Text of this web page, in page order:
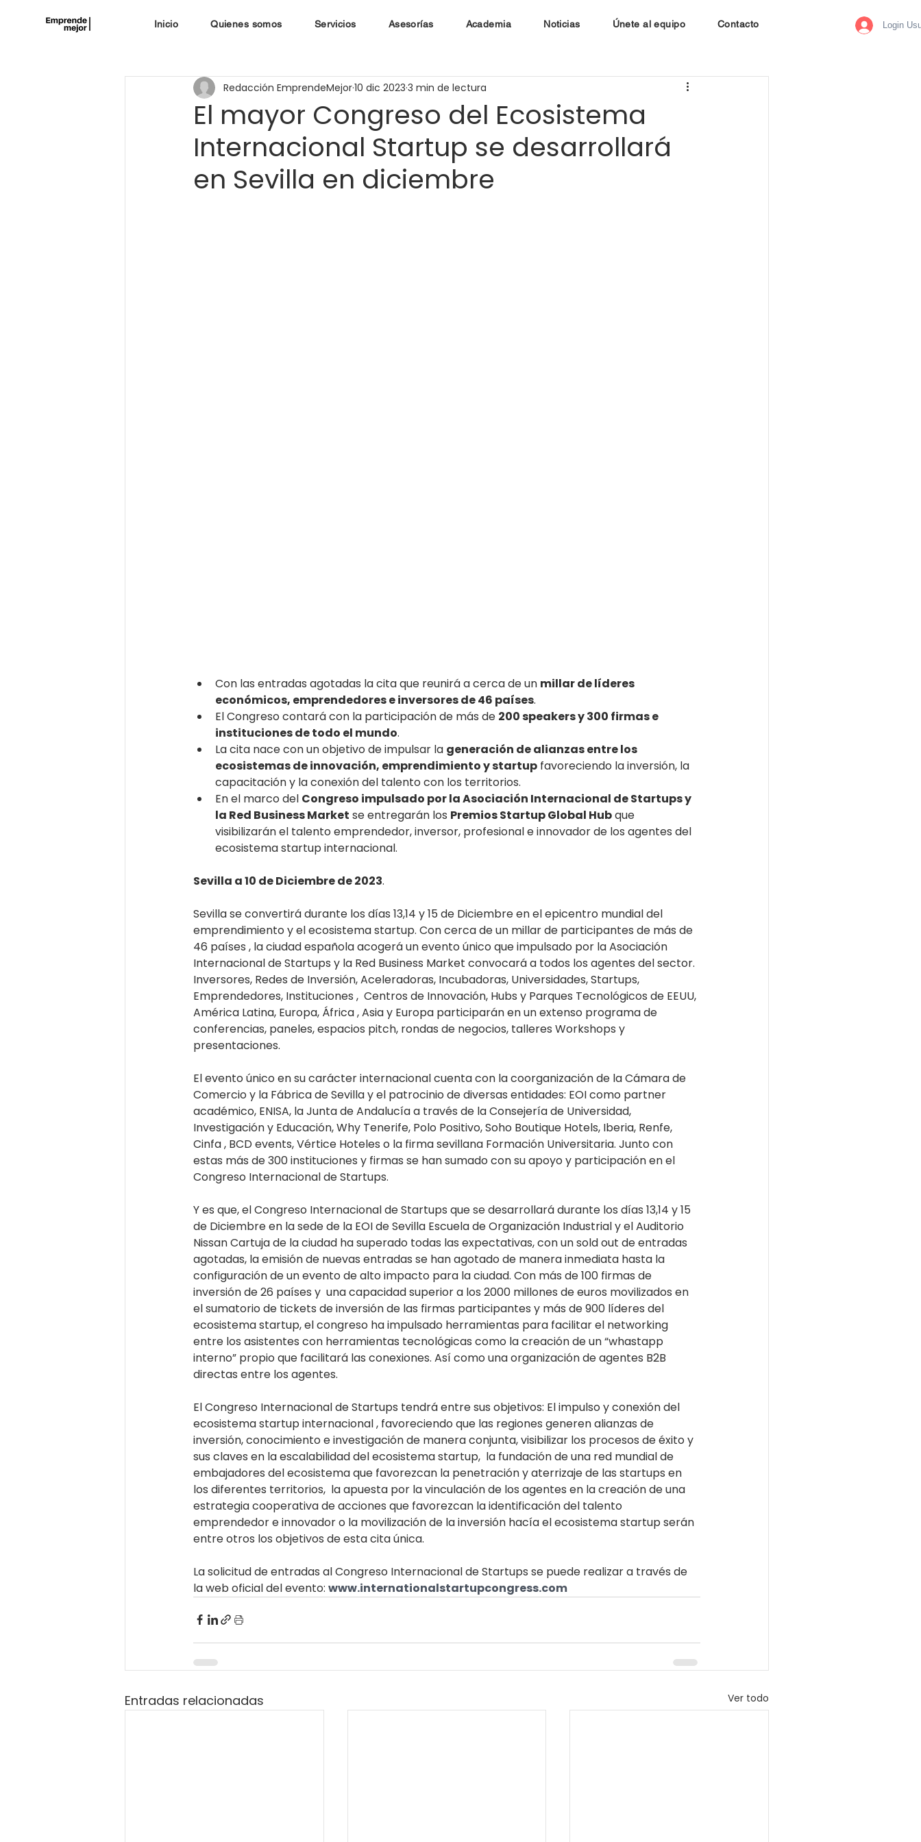
Inicio Quienes somos Servicios Asesorías Academia Noticias Únete al equipo Contacto Login
El mayor Congreso del Ecosistema
Internacional Startup se desarrollará
en Sevilla en diciembre
Redacción EmprendeMejor10 dic 2023 3 min de lectura
Con las entradas agotadas la cita que reunirá a cerca de un millar de líderes
económicos, emprendedores e inversores de 46 países.
El Congreso contará con la participación de más de 200 speakers y 300 firmas e
instituciones de todo el mundo.
La cita nace con un objetivo de impulsar la generación de alianzas entre los
ecosistemas de innovación, emprendimiento y startup favoreciendo la inversión, la
capacitación y la conexión del talento con los territorios.
En el marco del Congreso impulsado por la Asociación Internacional de Startups y
la Red Business Market se entregarán los Premios Startup Global Hub que
visibilizarán el talento emprendedor, inversor, profesional e innovador de los agentes del
ecosistema startup internacional.
Sevilla a 10 de Diciembre de 2023.
Sevilla se convertirá durante los días 13,14 y 15 de Diciembre en el epicentro mundial del
emprendimiento y el ecosistema startup. Con cerca de un millar de participantes de más de
46 países , la ciudad española acogerá un evento único que impulsado por la Asociación
Internacional de Startups y la Red Business Market convocará a todos los agentes del sector.
Inversores, Redes de Inversión, Aceleradoras, Incubadoras, Universidades, Startups,
Emprendedores, Instituciones ,  Centros de Innovación, Hubs y Parques Tecnológicos de EEUU,
América Latina, Europa, África , Asia y Europa participarán en un extenso programa de
conferencias, paneles, espacios pitch, rondas de negocios, talleres Workshops y
presentaciones.
El evento único en su carácter internacional cuenta con la coorganización de la Cámara de
Comercio y la Fábrica de Sevilla y el patrocinio de diversas entidades: EOI como partner
académico, ENISA, la Junta de Andalucía a través de la Consejería de Universidad,
Investigación y Educación, Why Tenerife, Polo Positivo, Soho Boutique Hotels, Iberia, Renfe,
Cinfa , BCD events, Vértice Hoteles o la firma sevillana Formación Universitaria. Junto con
estas más de 300 instituciones y firmas se han sumado con su apoyo y participación en el
Congreso Internacional de Startups.
Y es que, el Congreso Internacional de Startups que se desarrollará durante los días 13,14 y 15
de Diciembre en la sede de la EOI de Sevilla Escuela de Organización Industrial y el Auditorio
Nissan Cartuja de la ciudad ha superado todas las expectativas, con un sold out de entradas
agotadas, la emisión de nuevas entradas se han agotado de manera inmediata hasta la
configuración de un evento de alto impacto para la ciudad. Con más de 100 firmas de
inversión de 26 países y  una capacidad superior a los 2000 millones de euros movilizados en
el sumatorio de tickets de inversión de las firmas participantes y más de 900 líderes del
ecosistema startup, el congreso ha impulsado herramientas para facilitar el networking
entre los asistentes con herramientas tecnológicas como la creación de un “whastapp
interno” propio que facilitará las conexiones. Así como una organización de agentes B2B
directas entre los agentes.
El Congreso Internacional de Startups tendrá entre sus objetivos: El impulso y conexión del
ecosistema startup internacional , favoreciendo que las regiones generen alianzas de
inversión, conocimiento e investigación de manera conjunta, visibilizar los procesos de éxito y
sus claves en la escalabilidad del ecosistema startup,  la fundación de una red mundial de
embajadores del ecosistema que favorezcan la penetración y aterrizaje de las startups en
los diferentes territorios,  la apuesta por la vinculación de los agentes en la creación de una
estrategia cooperativa de acciones que favorezcan la identificación del talento
emprendedor e innovador o la movilización de la inversión hacía el ecosistema startup serán
entre otros los objetivos de esta cita única.
La solicitud de entradas al Congreso Internacional de Startups se puede realizar a través de
la web oficial del evento: www.internationalstartupcongress.com
Entradas relacionadas Ver todo